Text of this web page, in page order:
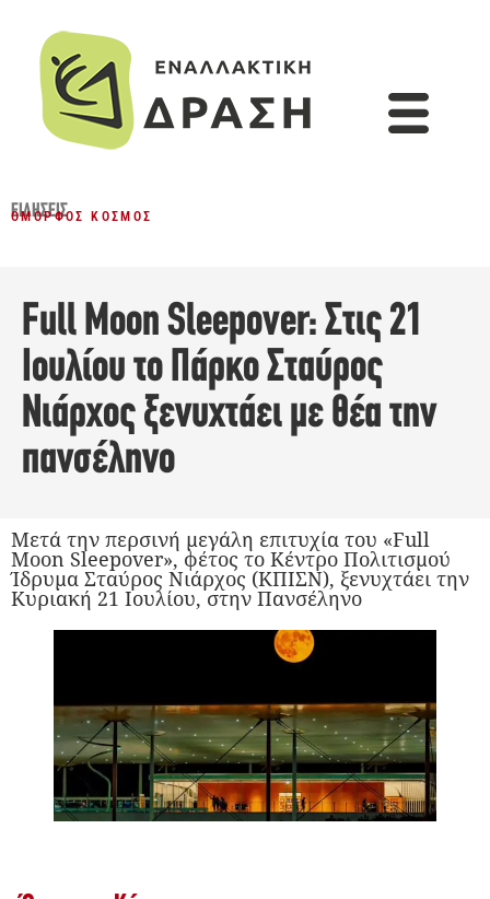
ΕΙΔΉΣΕΙΣ
ΌΜΟΡΦΟΣ ΚΌΣΜΟΣ
Full Moon Sleepover: Στις 21
Ιουλίου το Πάρκο Σταύρος
Νιάρχος ξενυχτάει με θέα την
πανσέληνο
Μετά την περσινή μεγάλη επιτυχία του «Full
Moon Sleepover», φέτος το Κέντρο Πολιτισμού
Ίδρυμα Σταύρος Νιάρχος (ΚΠΙΣΝ), ξενυχτάει την
Κυριακή 21 Ιουλίου, στην Πανσέληνο